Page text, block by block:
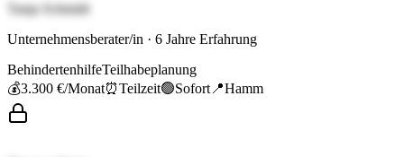
Tanja Schmidt
Unternehmensberater/in · 6 Jahre Erfahrung
BehindertenhilfeTeilhabeplanung
💰3.300 €/Monat⏰Teilzeit🟢Sofort 📍Hamm